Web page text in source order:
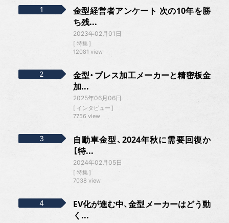
金型経営者アンケート 次の10年を勝
ち残...
2023年02月01日
特集
12081 view
金型・プレス加工メーカーと精密板金
加...
2025年06月06日
インタビュー
7756 view
自動車金型、2024年秋に需要回復か
【特...
2024年02月05日
特集
7038 view
EV化が進む中、金型メーカーはどう動
く...